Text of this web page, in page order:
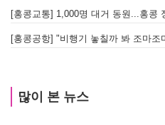
많이 본 뉴스